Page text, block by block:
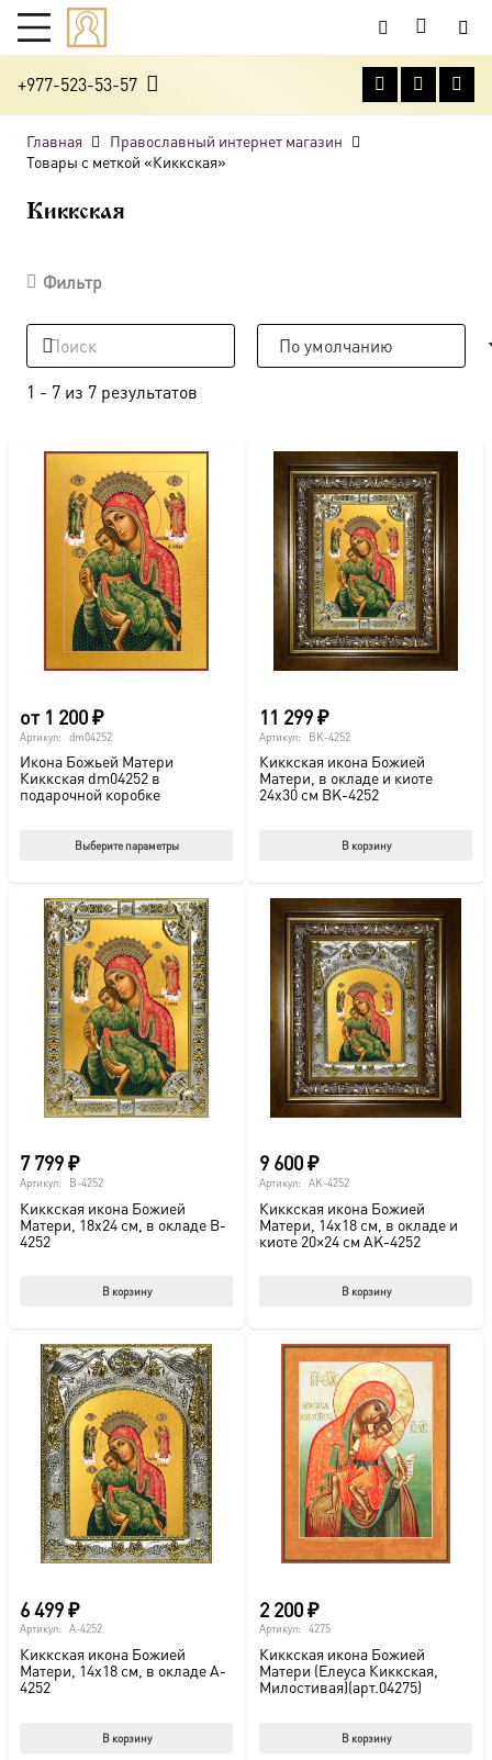
+977-523-53-57
Главная
Православный интернет магазин
Товары с меткой «Киккская»
Киккская
Фильтр
1 - 7 из 7 результатов
от 1 200₽
Артикул: dm04252
Икона Божьей Матери
Киккская dm04252 в
подарочной коробке
Выберите параметры
странице
11 299₽
Артикул: BK-4252
Киккская икона Божией
Матери, в окладе и киоте
24х30 см BK-4252
В корзину
7 799₽
Артикул: B-4252
Киккская икона Божией
Матери, 18х24 см, в окладе B-
4252
В корзину
9 600₽
Артикул: AK-4252
Киккская икона Божией
Матери, 14х18 см, в окладе и
киоте 20×24 см AK-4252
В корзину
6 499₽
Артикул: A-4252
Киккская икона Божией
Матери, 14х18 см, в окладе A-
4252
В корзину
2 200₽
Артикул: 4275
Киккская икона Божией
Матери (Елеуса Киккская,
Милостивая)(арт.04275)
В корзину